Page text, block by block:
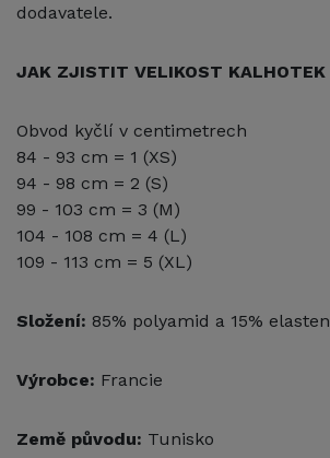
dodavatele.
JAK ZJISTIT VELIKOST KALHOTEK
Obvod kyčlí v centimetrech
84 - 93 cm = 1 (XS)
94 - 98 cm = 2 (S)
99 - 103 cm = 3 (M)
104 - 108 cm = 4 (L)
109 - 113 cm = 5 (XL)
Složení: 85% polyamid a 15% elasten
Výrobce: Francie
Země původu: Tunisko